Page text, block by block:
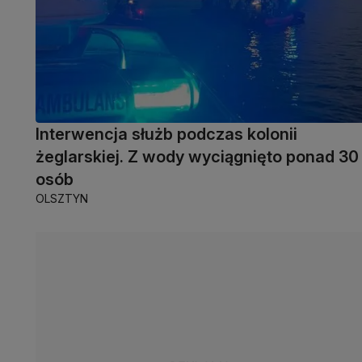
Interwencja służb podczas kolonii
żeglarskiej. Z wody wyciągnięto ponad 30
osób
OLSZTYN